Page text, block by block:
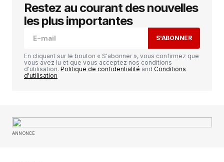
Votre adresse e-mail ne sera pas publiée. Les
champs obligatoires sont indiqués avec
Restez au courant des nouvelles
les plus importantes
S'ABONNER
En cliquant sur le bouton « S'abonner », vous confirmez que
vous avez lu et que vous acceptez nos conditions
d'utilisation. Politique de confidentialité and Conditions
d'utilisation
ANNONCE